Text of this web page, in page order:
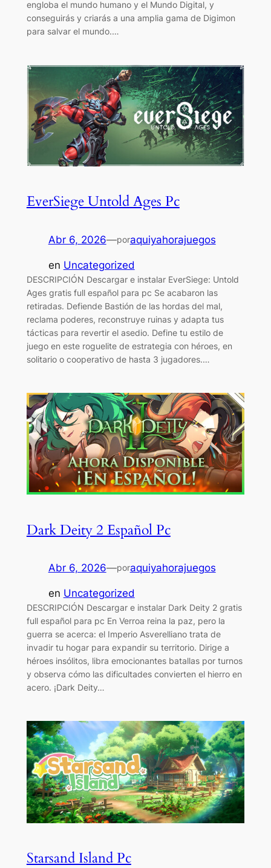
engloba el mundo humano y el Mundo Digital, y
conseguirás y criarás a una amplia gama de Digimon
para salvar el mundo.…
EverSiege Untold Ages Pc
Abr 6, 2026—poraquiyahorajuegos
en Uncategorized
DESCRIPCIÓN Descargar e instalar EverSiege: Untold
Ages gratis full español para pc Se acabaron las
retiradas. Defiende Bastión de las hordas del mal,
reclama poderes, reconstruye ruinas y adapta tus
tácticas para revertir el asedio. Define tu estilo de
juego en este roguelite de estrategia con héroes, en
solitario o cooperativo de hasta 3 jugadores.…
Dark Deity 2 Español Pc
Abr 6, 2026—poraquiyahorajuegos
en Uncategorized
DESCRIPCIÓN Descargar e instalar Dark Deity 2 gratis
full español para pc En Verroa reina la paz, pero la
guerra se acerca: el Imperio Asverelliano trata de
invadir tu hogar para expandir su territorio. Dirige a
héroes insólitos, libra emocionantes batallas por turnos
y observa cómo las dificultades convierten el hierro en
acero. ¡Dark Deity…
Starsand Island Pc